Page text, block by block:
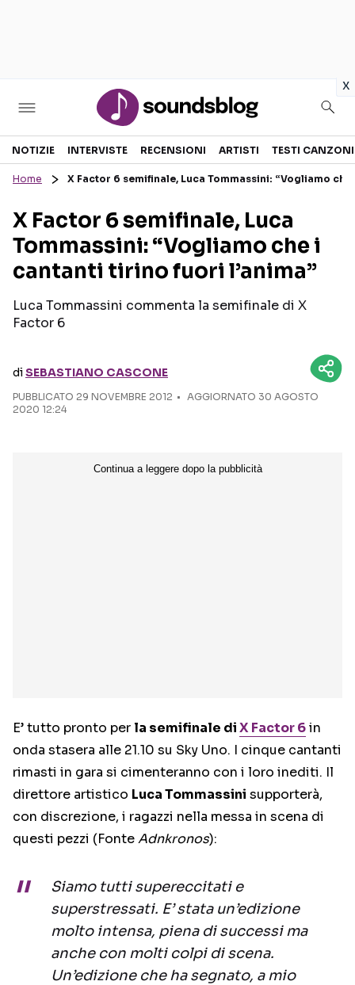
x
Sezioni
RECENSIONI MUSICALI
INTERVISTE
GOSSIP E CURIOSITÀ
TESTI CANZONI
TOUR ED EVENTI
TALENT SHOW
Seguici sui social
NOTIZIE INTERVISTE RECENSIONI ARTISTI TESTI CANZONI
Home X Factor 6 semifinale, Luca Tommassini: “Vogliamo
X Factor 6 semifinale, Luca
Tommassini: “Vogliamo che i
cantanti tirino fuori l’anima”
Luca Tommassini commenta la semifinale di X
Factor 6
diSEBASTIANO CASCONE
PUBBLICATO 29 NOVEMBRE 2012
AGGIORNATO 30 AGOSTO
2020 12:24
E’ tutto pronto per la semifinale diX Factor 6in
onda stasera alle 21.10 su Sky Uno. I cinque cantanti
rimasti in gara si cimenteranno con i loro inediti. Il
direttore artistico Luca Tommassini supporterà,
con discrezione, i ragazzi nella messa in scena di
questi pezzi (FonteAdnkronos):
Siamo tutti supereccitati e
superstressati. E’ stata un’edizione
molto intensa, piena di successi ma
anche con molti colpi di scena.
Un’edizione che ha segnato, a mio